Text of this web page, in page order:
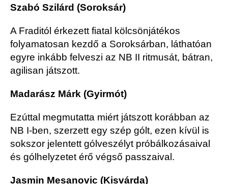
Szabó Szilárd (Soroksár)
A Fraditól érkezett fiatal kölcsönjátékos
folyamatosan kezdő a Soroksárban, láthatóan
egyre inkább felveszi az NB II ritmusát, bátran,
agilisan játszott.
Madarász Márk (Gyirmót)
Ezúttal megmutatta miért játszott korábban az
NB I-ben, szerzett egy szép gólt, ezen kívül is
sokszor jelentett gólveszélyt próbálkozásaival
és gólhelyzetet érő végső passzaival.
Jasmin Mesanovic (Kisvárda)